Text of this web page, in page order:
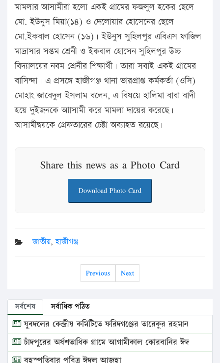
মামলার আসামীরা হলো একই গ্রামের ফজলুল হকের ছেলে
মো. ইউনুস মিয়া(১৪) ও দেলোয়ার হোসেনের ছেলে
মো.ইকবাল হোসেন (১৬)। ইউনুস সুহিলপুর এবিএস ফাজিল
মাদ্রাসার সপ্তম শ্রেনী ও ইকবাল হোসেন সুহিলপুর উচ্চ
বিদ্যালয়ের নবম শ্রেনীর শিক্ষার্থী। তারা সবাই একই গ্রামের
বাসিন্দা। এ প্রসঙ্গে হাজীগঞ্জ থানা ভারপ্রাপ্ত কর্মকর্তা (ওসি)
মোহাং জাবেদুল ইসলাম বলেন, এ বিষয়ে হালিমা বাবা বাদী
হয়ে দুইজনকে আাসামী করে মামলা দায়ের করেছে।
আসামীদ্বয়কে গ্রেফতারের চেষ্টা অব্যাহত রয়েছে।
Share this news as a Photo Card
Download Photo Card
জাতীয়,হাজীগঞ্জ
Previous Next
সর্বশেষ সর্বাধিক পঠিত
যুবদলের কেন্দ্রীয় কমিটিতে ফরিদগঞ্জের তারেকুর রহমান
চাঁদপুরের অর্ধশতাধিক গ্রামে আগামীকাল কোরবানির ঈদ
বৃহস্পতিবার পবিত্র ঈদুল আজহা